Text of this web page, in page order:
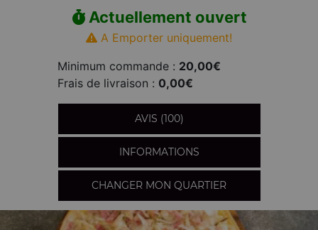
Actuellement ouvert
A Emporter uniquement!
Minimum commande : 20,00€
Frais de livraison : 0,00€
AVIS (100)
INFORMATIONS
CHANGER MON QUARTIER